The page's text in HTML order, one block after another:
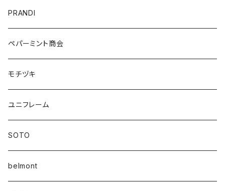
PRANDI
ペパーミント商会
モチヅキ
ユニフレーム
SOTO
belmont